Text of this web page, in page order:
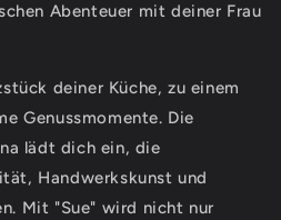
Abenteuer mit deiner Frau
deiner Küche, zu einem
Genussmomente. Die
lädt dich ein, die
Handwerkskunst und
Mit "Sue" wird nicht nur